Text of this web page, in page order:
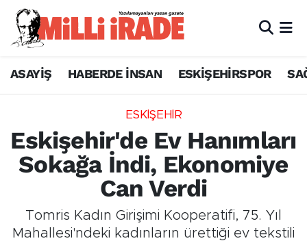
ASAYİŞ HABERDE İNSAN ESKİŞEHİRSPOR
ESKİŞEHİR
Eskişehir'de Ev Hanımları
Sokağa İndi, Ekonomiye
Can Verdi
Tomris Kadın Girişimi Kooperatifi, 75. Yıl
Mahallesi'ndeki kadınların ürettiği ev tekstili